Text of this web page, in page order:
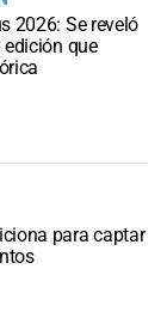
2026: Se reveló
edición que
para captar